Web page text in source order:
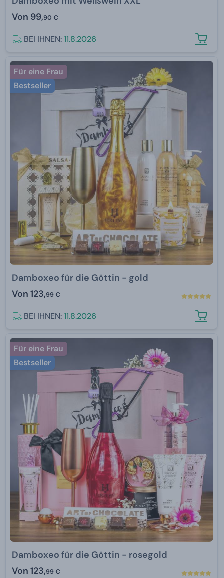
Von 99,90 €
BEI IHNEN:11.8.2026
Für eine Frau
Bestseller
Damboxeo für die Göttin - gold
Von 123,99 €
BEI IHNEN:11.8.2026
Für eine Frau
Bestseller
Damboxeo für die Göttin - rosegold
Von 123,99 €